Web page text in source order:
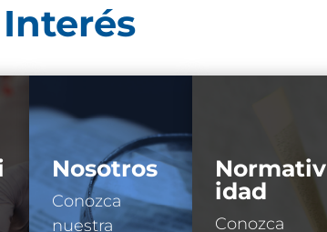
Nosotros
Conozca
nuestra
Normativ
idad
Conozca